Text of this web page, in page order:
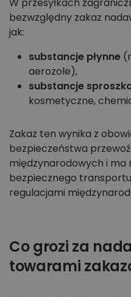
bezwzględny zakaz
jak:
substancje płynne
aerozole),
substancje
kosmetyczne,
Zakaz ten wynika z
bezpieczeństwa
międzynarodowych i ma
bezpiecznego
regulacjami
Co grozi za
towarami